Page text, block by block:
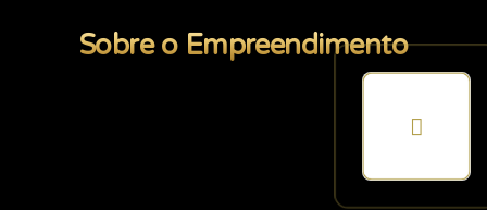
Sobre o Empreendimento